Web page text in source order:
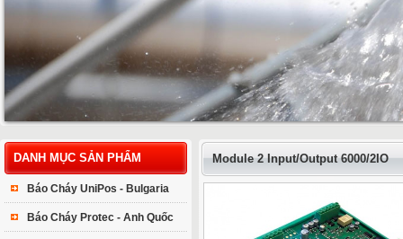
DANH MỤC SẢN PHẨM
Báo Cháy UniPos - Bulgaria
Báo Cháy Protec - Anh Quốc
Module 2 Input/Output 6000/2IO